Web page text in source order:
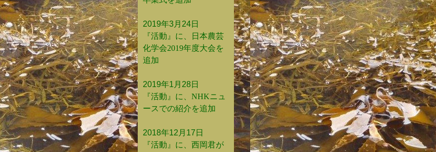
2019年3月24日
『活動』に、日本農芸
化学会2019年度大会を
追加
2019年1月28日
『活動』に、NHKニュ
ースでの紹介を追加
2018年12月17日
『活動』に、西岡君が